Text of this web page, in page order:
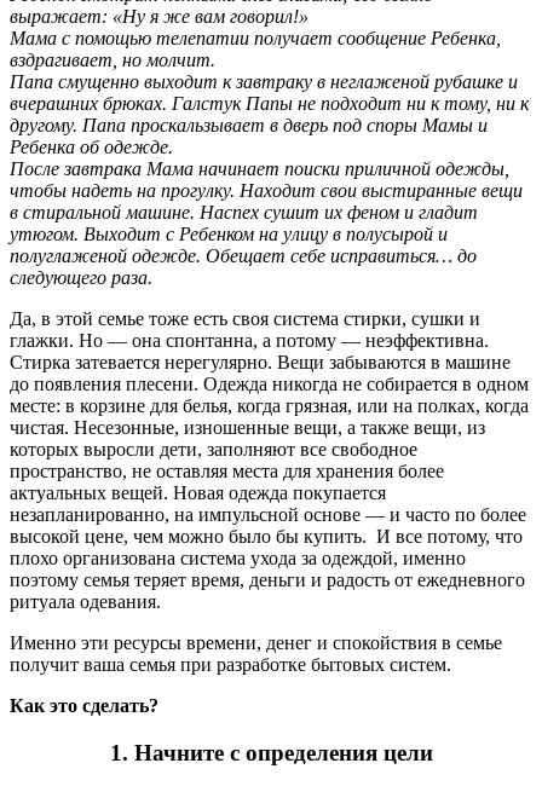
выражает: «Ну я же вам говорил!»
Мама с помощью телепатии получает сообщение Ребенка,
вздрагивает, но молчит.
Папа смущенно выходит к завтраку в неглаженой рубашке и
вчерашних брюках. Галстук Папы не подходит ни к тому, ни к
другому. Папа проскальзывает в дверь под споры Мамы и
Ребенка об одежде.
После завтрака Мама начинает поиски приличной одежды,
чтобы надеть на прогулку. Находит свои выстиранные вещи
в стиральной машине. Наспех сушит их феном и гладит
утюгом. Выходит с Ребенком на улицу в полусырой и
полуглаженой одежде. Обещает себе исправиться… до
следующего раза.
Да, в этой семье тоже есть своя система стирки, сушки и
глажки. Но — она спонтанна, а потому — неэффективна.
Стирка затевается нерегулярно. Вещи забываются в машине
до появления плесени. Одежда никогда не собирается в одном
месте: в корзине для белья, когда грязная, или на полках, когда
чистая. Несезонные, изношенные вещи, а также вещи, из
которых выросли дети, заполняют все свободное
пространство, не оставляя места для хранения более
актуальных вещей. Новая одежда покупается
незапланированно, на импульсной основе — и часто по более
высокой цене, чем можно было бы купить. И все потому, что
плохо организована система ухода за одеждой, именно
поэтому семья теряет время, деньги и радость от ежедневного
ритуала одевания.
Именно эти ресурсы времени, денег и спокойствия в семье
получит ваша семья при разработке бытовых систем.
Как это сделать?
1. Начните с определения цели